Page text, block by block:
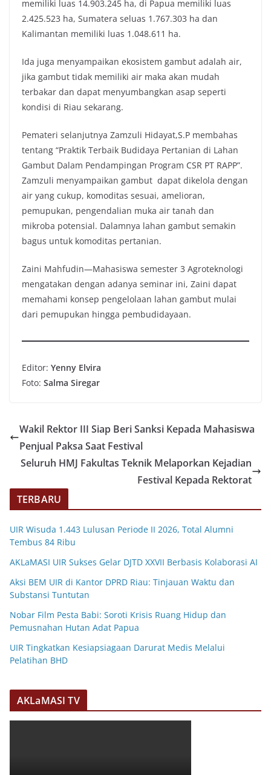
memiliki luas 14.903.245 ha, di Papua memiliki luas
2.425.523 ha, Sumatera seluas 1.767.303 ha dan
Kalimantan memiliki luas 1.048.611 ha.
Ida juga menyampaikan ekosistem gambut adalah air,
jika gambut tidak memiliki air maka akan mudah
terbakar dan dapat menyumbangkan asap seperti
kondisi di Riau sekarang.
Pemateri selanjutnya Zamzuli Hidayat,S.P membahas
tentang “Praktik Terbaik Budidaya Pertanian di Lahan
Gambut Dalam Pendampingan Program CSR PT RAPP”.
Zamzuli menyampaikan gambut dapat dikelola dengan
air yang cukup, komoditas sesuai, amelioran,
pemupukan, pengendalian muka air tanah dan
mikroba potensial. Dalamnya lahan gambut semakin
bagus untuk komoditas pertanian.
Zaini Mahfudin—Mahasiswa semester 3 Agroteknologi
mengatakan dengan adanya seminar ini, Zaini dapat
memahami konsep pengelolaan lahan gambut mulai
dari pemupukan hingga pembudidayaan.
Editor: Yenny Elvira
Foto: Salma Siregar
Wakil Rektor III Siap Beri Sanksi Kepada Mahasiswa
Penjual Paksa Saat Festival
Seluruh HMJ Fakultas Teknik Melaporkan Kejadian
Festival Kepada Rektorat
TERBARU
UIR Wisuda 1.443 Lulusan Periode II 2026, Total Alumni
Tembus 84 Ribu
AKLaMASI UIR Sukses Gelar DJTD XXVII Berbasis Kolaborasi AI
Aksi BEM UIR di Kantor DPRD Riau: Tinjauan Waktu dan
Substansi Tuntutan
Nobar Film Pesta Babi: Soroti Krisis Ruang Hidup dan
Pemusnahan Hutan Adat Papua
UIR Tingkatkan Kesiapsiagaan Darurat Medis Melalui
Pelatihan BHD
AKLaMASI TV